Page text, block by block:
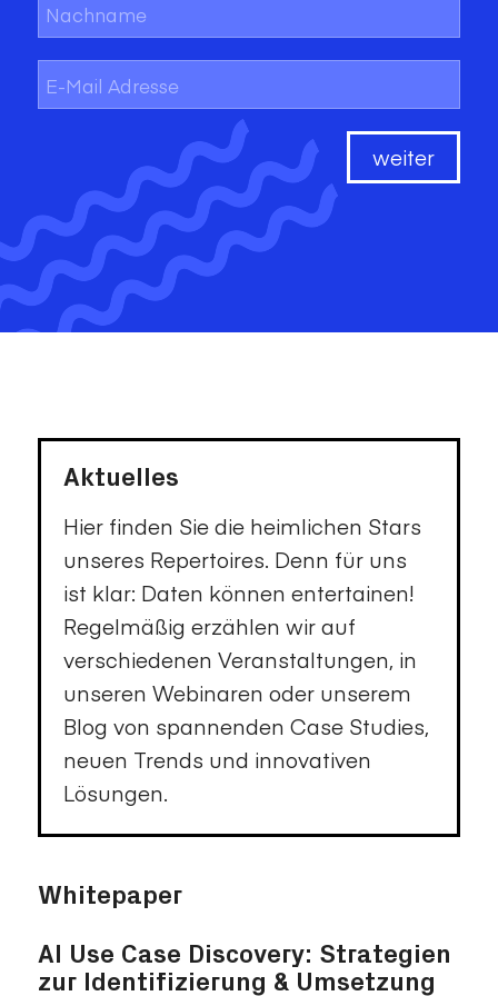
Vorname
E-
Mail*
weiter
Aktuelles
Hier finden Sie die heimlichen Stars
unseres Repertoires. Denn für uns
ist klar: Daten können entertainen!
Regelmäßig erzählen wir auf
verschiedenen Veranstaltungen, in
unseren Webinaren oder unserem
Blog von spannenden Case Studies,
neuen Trends und innovativen
Lösungen.
Whitepaper
AI Use Case Discovery: Strategien
zur Identifizierung & Umsetzung